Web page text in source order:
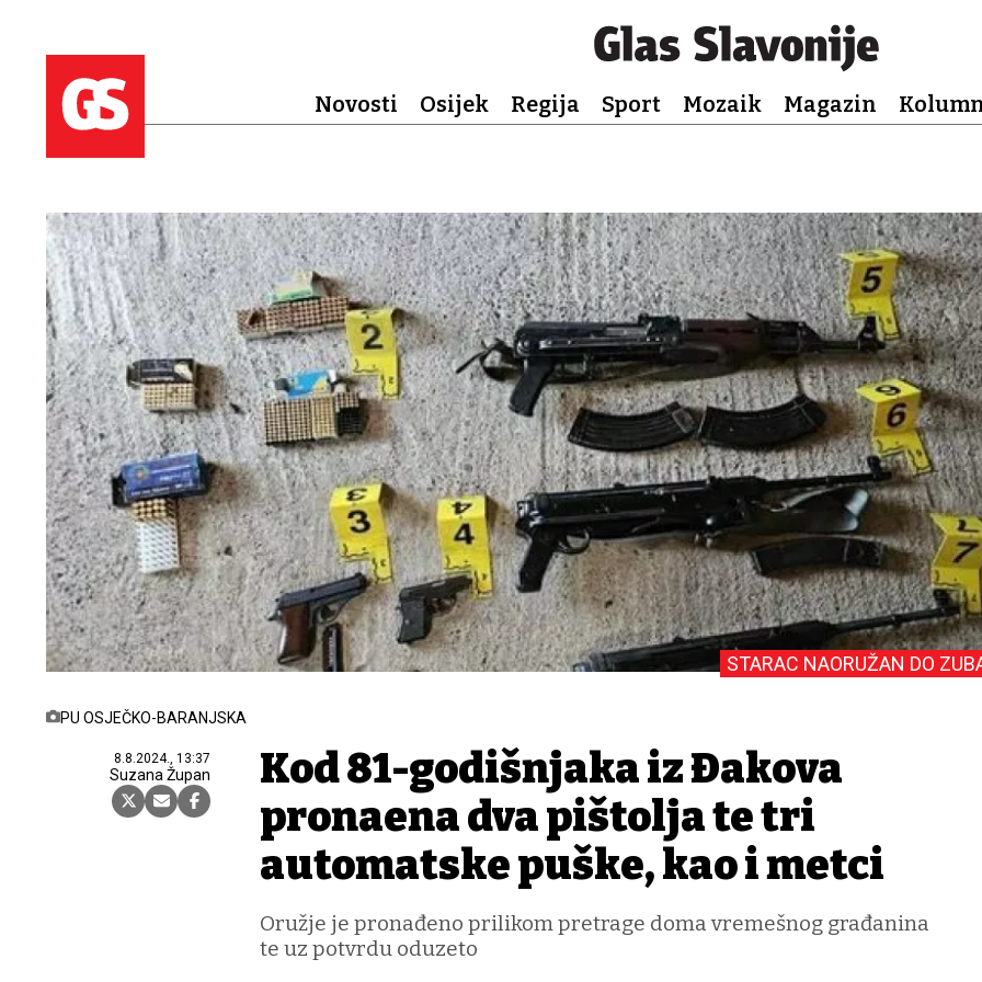
Novosti Osijek Regija Sport Mozaik Magazin
PU OSJEČKO-BARANJSKA
8.8.2024., 13:37
Suzana Župan
STARAC NAORUŽAN DO
Kod 81-godišnjaka iz Đakova
pronađena dva pištolja te tri
automatske puške, kao i metci
Oružje je pronađeno prilikom pretrage doma vremešnog građanina
te uz potvrdu oduzeto